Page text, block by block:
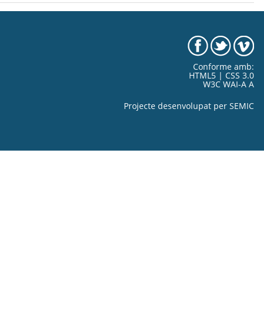
Conforme amb:
HTML5 | CSS 3.0
W3C WAI-A A
Projecte desenvolupat per SEMIC